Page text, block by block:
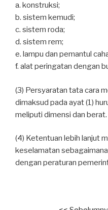
a. konstruksi;
b. sistem kemudi;
c. sistem roda;
d. sistem rem;
e. lampu dan pemantul
f. alat peringatan dengan
(3) Persyaratan tata cara
dimaksud pada ayat (1)
meliputi dimensi dan berat.
(4) Ketentuan lebih lanjut
keselamatan
dengan peraturan